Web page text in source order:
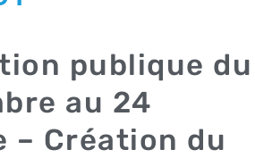
publique du
au 24
– Création du